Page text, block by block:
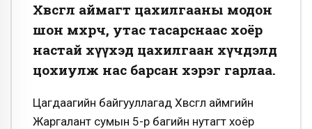
Хөвсгөл аймагт цахилгааны модон
шон өмхөрч, утас тасарснаас хоёр
настай хүүхэд цахилгаан хүчдэлд
цохиулж нас барсан хэрэг гарлаа.
Цагдаагийн байгууллагад Хөвсгөл аймгийн
Жаргалант сумын 5-р багийн нутагт хоёр